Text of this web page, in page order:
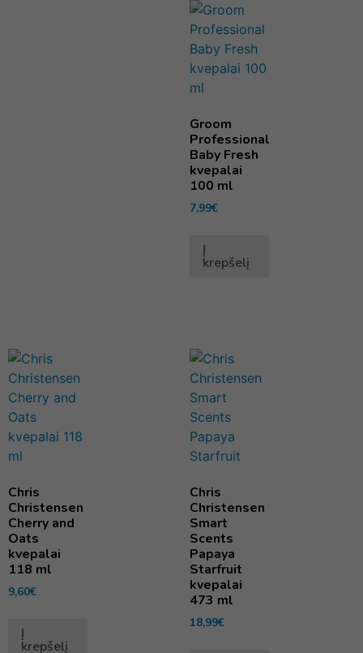
Groom
Professional
Baby Fresh
kvepalai
100 ml
7,99€
Į
krepšelį
Chris
Christensen
Cherry and
Oats
kvepalai
118 ml
9,60€
Į
krepšelį
Chris
Christensen
Smart
Scents
Papaya
Starfruit
kvepalai
473 ml
18,99€